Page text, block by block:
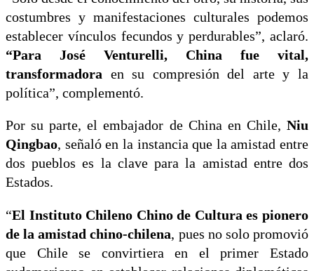
costumbres y manifestaciones culturales podemos
establecer vínculos fecundos y perdurables”, aclaró.
“Para José Venturelli, China fue vital,
transformadora en su compresión del arte y la
política”, complementó.
Por su parte, el embajador de China en Chile, Niu
Qingbao, señaló en la instancia que la amistad entre
dos pueblos es la clave para la amistad entre dos
Estados.
“El Instituto Chileno Chino de Cultura es pionero
de la amistad chino-chilena, pues no solo promovió
que Chile se convirtiera en el primer Estado